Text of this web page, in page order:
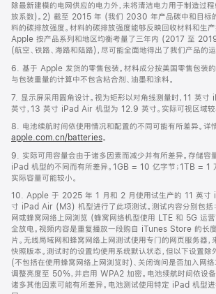
除最新建模的电网供应的电力外，未将清洁电力用于制造过
放系数)。2) 截至 2015 年 (我们 2030 年产品碳中和目标
料的碳排放强度。材料的碳排放强度能够反映回收材料和生
Apple 按产品系列和地区均衡考量了三年内 (2017 至
(航空、铁路、海路和陆路)，尽可能全面地得出了我们产品的运
6. 基于 Apple 发货的零售包装。材料成分按美国零售包装的
与包装重量的计算中不包含粘合剂、油墨和涂料。
7. 显示屏采用圆角设计。视为矩形以对角线测量时，11 英
英寸，13 英寸 iPad Air 机型为 12.9 英寸。实际可视区域较
8. 电池续航时间依使用情况和配置的不同可能有所差异。详
apple.com.cn/batteries。
9. 实际可用容量会由于诸多因素而减少并有所差异。存储容
iPad 机型的不同而有所差异。1GB = 10 亿字节；1TB = 1
实际容量可能较小。
10. Apple 于 2025 年 1 月和 2 月使用试生产的 11 英
寸 iPad Air (M3) 机型进行了此项测试。测试内容分别包括
网或蜂窝网络上网浏览 (蜂窝网络机型使用 LTE 和 5G 运营
全放电。视频内容是重复播放一段购自 iTunes Store 的长
片。无线局域网和蜂窝网络上网测试使用专门的网页服务器
快照版本。测试时的设置均使用系统默认状态，但以下设置除
(不包括在使用蜂窝网络上网浏览时)、关闭询问是否加入网络
调整亮度至 50%，并启用 WPA2 加密。电池续航时间依设备
诸多其他因素可能有所差异。电池测试使用特定 iPad 机型进